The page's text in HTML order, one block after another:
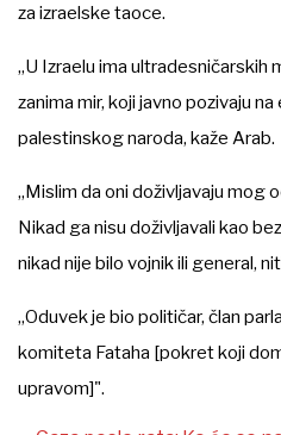
za izraelske taoce.
„U Izraelu ima ultradesničarskih
zanima mir, koji javno pozivaju
palestinskog naroda, kaže Arab.
„Mislim da oni doživljavaju mog
Nikad ga nisu doživljavali kao
nikad nije bilo vojnik ili general,
„Oduvek je bio političar, član
komiteta Fataha [pokret koji
upravom]".